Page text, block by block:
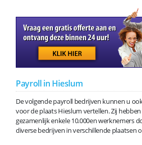
Payroll in Hieslum
De volgende payroll bedrijven kunnen u
voor de plaats Hieslum vertellen. Zij
gezamenlijk enkele 10.000en werknemers
diverse bedrijven in verschillende plaatsen